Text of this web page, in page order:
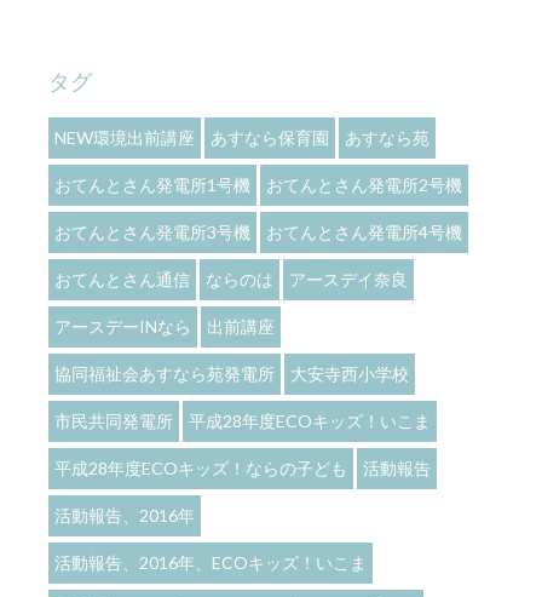
タグ
NEW環境出前講座 あすなら保育園 あすなら苑
おてんとさん発電所1号機 おてんとさん発電所2号機
おてんとさん発電所3号機 おてんとさん発電所4号機
おてんとさん通信 ならのは アースデイ奈良
アースデーINなら 出前講座
協同福祉会あすなら苑発電所 大安寺西小学校
市民共同発電所 平成28年度ECOキッズ！いこま
平成28年度ECOキッズ！ならの子ども 活動報告
活動報告、2016年
活動報告、2016年、ECOキッズ！いこま